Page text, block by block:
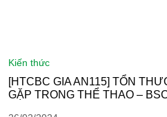
kiến thức
[HTCBC GIA AN115] TỔN
GẶP TRONG THỂ THAO –